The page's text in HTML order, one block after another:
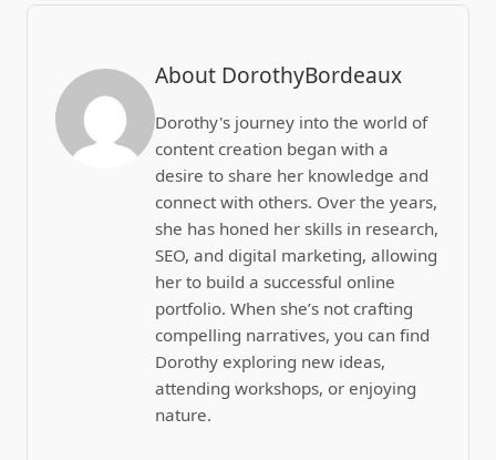
About DorothyBordeaux
Dorothy's journey into the world of
content creation began with a
desire to share her knowledge and
connect with others. Over the years,
she has honed her skills in research,
SEO, and digital marketing, allowing
her to build a successful online
portfolio. When she’s not crafting
compelling narratives, you can find
Dorothy exploring new ideas,
attending workshops, or enjoying
nature.